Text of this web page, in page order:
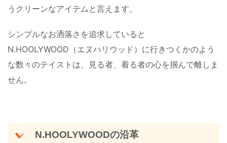
うクリーンなアイテムと言えます。
シンプルなお洒落さを追求していると
N.HOOLYWOOD（エヌハリウッド）に行きつくかのよう
な数々のテイストは、見る者、着る者の心を掴んで離しま
せん。
N.HOOLYWOODの沿革